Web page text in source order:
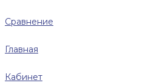
Сравнение
Главная
Кабинет